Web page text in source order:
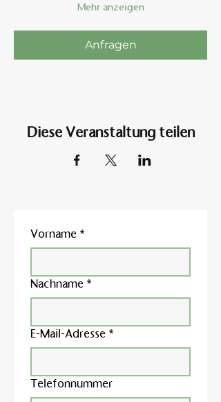
Mehr anzeigen
Anfragen
Diese Veranstaltung teilen
Vorname *
Nachname *
E-Mail-Adresse *
Telefonnummer